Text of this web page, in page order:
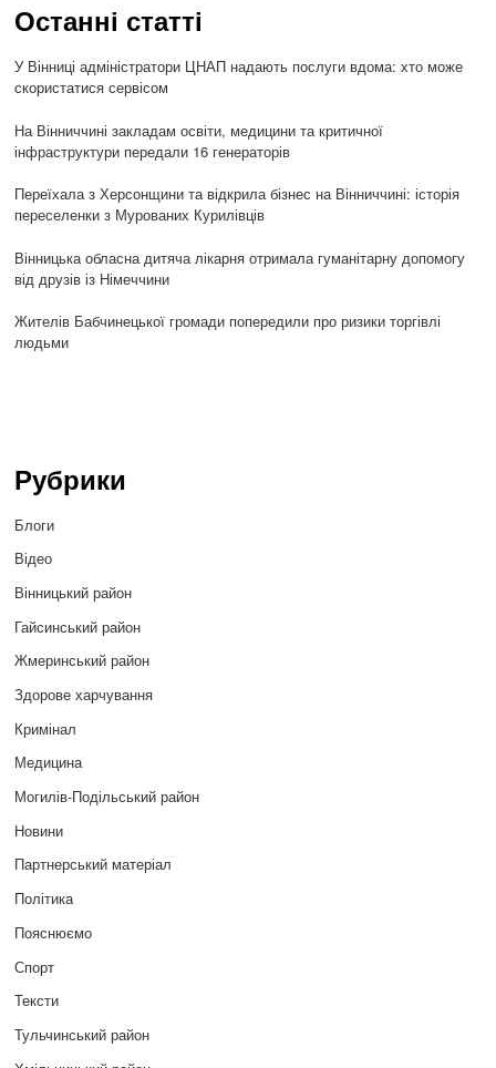
Останні статті
У Вінниці адміністратори ЦНАП надають послуги вдома: хто може
скористатися сервісом
На Вінниччині закладам освіти, медицини та критичної
інфраструктури передали 16 генераторів
Переїхала з Херсонщини та відкрила бізнес на Вінниччині: історія
переселенки з Мурованих Курилівців
Вінницька обласна дитяча лікарня отримала гуманітарну допомогу
від друзів із Німеччини
Жителів Бабчинецької громади попередили про ризики торгівлі
людьми
Рубрики
Блоги
Відео
Вінницький район
Гайсинський район
Жмеринський район
Здорове харчування
Кримінал
Медицина
Могилів-Подільський район
Новини
Партнерський матеріал
Політика
Пояснюємо
Спорт
Тексти
Тульчинський район